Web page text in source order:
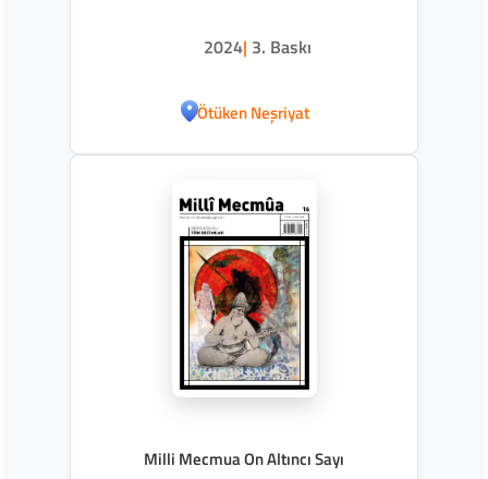
2024| 3. Baskı
Ötüken Neşriyat
Milli Mecmua On Altıncı Sayı